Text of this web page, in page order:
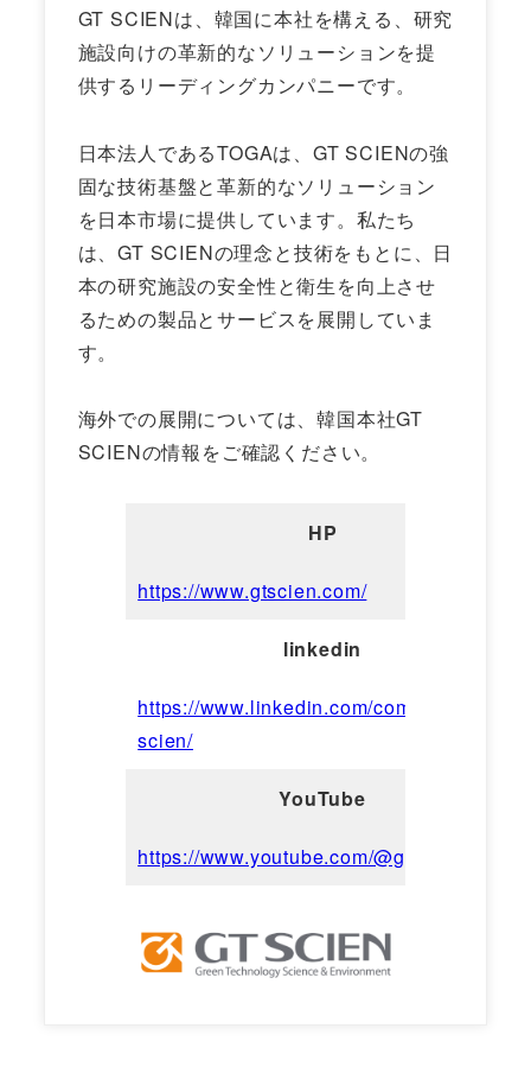
GT SCIENは、韓国に本社を構える、研究
施設向けの革新的なソリューションを提
供するリーディングカンパニーです。
日本法人であるTOGAは、GT SCIENの強
固な技術基盤と革新的なソリューション
を日本市場に提供しています。私たち
は、GT SCIENの理念と技術をもとに、日
本の研究施設の安全性と衛生を向上させ
るための製品とサービスを展開していま
す。
海外での展開については、韓国本社GT
SCIENの情報をご確認ください。
HP
https://www.gtscien.com/
linkedin
https://www.linkedin.com/company/gt-
scien/
YouTube
https://www.youtube.com/@gtscien3910